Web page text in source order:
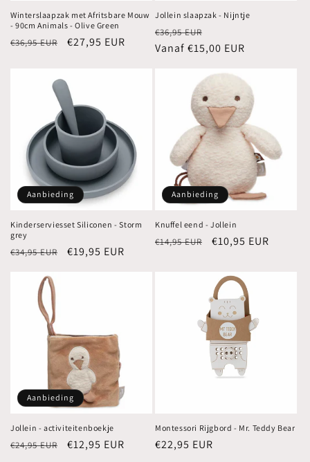
Winterslaapzak met Afritsbare Mouw
- 90cm Animals - Olive Green
Normale
€36,95 EUR Aanbiedingsprijs
€27,95 EUR
Jollein slaapzak - Nijntje
Normale
prijs
€36,95 EUR
Vanaf €15,00 EUR
Aanbieding
Kinderserviesset Siliconen - Storm
grey
Normale
€34,95 EUR Aanbiedingsprijs
€19,95 EUR
Aanbieding
Knuffel eend - Jollein
Normale
€14,95 EUR Aanbiedingsprijs
€10,95 EUR
Aanbieding
Jollein - activiteitenboekje
Normale
€24,95 EUR Aanbiedingsprijs
€12,95 EUR
Montessori Rijgbord - Mr. Teddy Bear
Normale
€22,95 EUR